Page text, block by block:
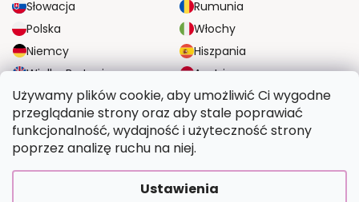
Używamy plików cookie, aby umożliwić Ci wygodne
przeglądanie strony oraz aby stale poprawiać
funkcjonalność, wydajność i użyteczność strony
poprzez analizę ruchu na niej.
Ustawienia
Słowacja
Rumunia
Polska
Włochy
Niemcy
Hiszpania
Wielka Brytania
Austria
NIEZAWODNE OPCJE DOSTAWY
BEZPIECZNE OPCJE PŁATNOŚCI